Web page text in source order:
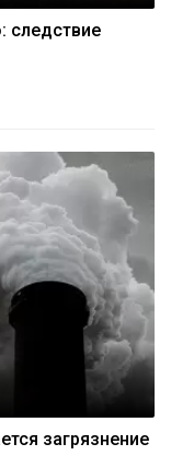
следствие
загрязнение